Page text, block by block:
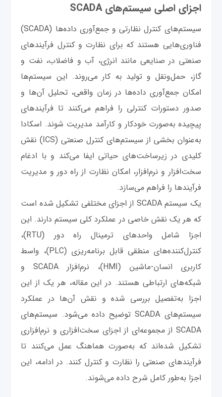
اجزای اصلی سیستم‌های SCADA
سیستم‌های کنترل نظارتی و جمع‌آوری داده‌ها (SCADA)
فناوری‌هایی هستند که برای نظارت و کنترل فرآیندهای
صنعتی در صنایعی مانند انرژی، آب و فاضلاب، نفت و
گاز، حمل‌ونقل و تولید به کار می‌روند. این سیستم‌ها
امکان جمع‌آوری داده‌ها در زمان واقعی، تحلیل آن‌ها و
صدور دستورات کنترلی را فراهم می‌کنند تا فرآیندهای
پیچیده به‌صورت خودکار و کارآمد مدیریت شوند. اسکادا
به‌عنوان بخشی از سیستم‌های کنترل صنعتی (ICS) نقش
کلیدی در زیرساخت‌های حیاتی ایفا می‌کند و با ادغام
سخت‌افزار و نرم‌افزار، امکان نظارت از راه دور و مدیریت
فرآیندها را فراهم می‌سازد.
یک سیستم SCADA از اجزای مختلفی تشکیل شده است
که هر یک نقش خاصی در عملکرد کلی سیستم دارند. این
اجزا شامل واحدهای ترمینال راه دور (RTU)،
کنترل‌کننده‌های منطقی قابل برنامه‌ریزی (PLC)، واسط
کاربری انسان-ماشین (HMI)، نرم‌افزار SCADA و
شبکه‌های ارتباطی هستند. در این مقاله، هر یک از این
اجزا به‌تفصیل بررسی شده و نقش آن‌ها در عملکرد
سیستم‌های SCADA توضیح داده می‌شود. سیستم‌های
SCADA از مجموعه‌ای از اجزای سخت‌افزاری و نرم‌افزاری
تشکیل شده‌اند که به‌صورت هماهنگ عمل می‌کنند تا
فرآیندهای صنعتی را نظارت و کنترل کنند. در ادامه، این
اجزا به‌طور کامل شرح داده می‌شوند.